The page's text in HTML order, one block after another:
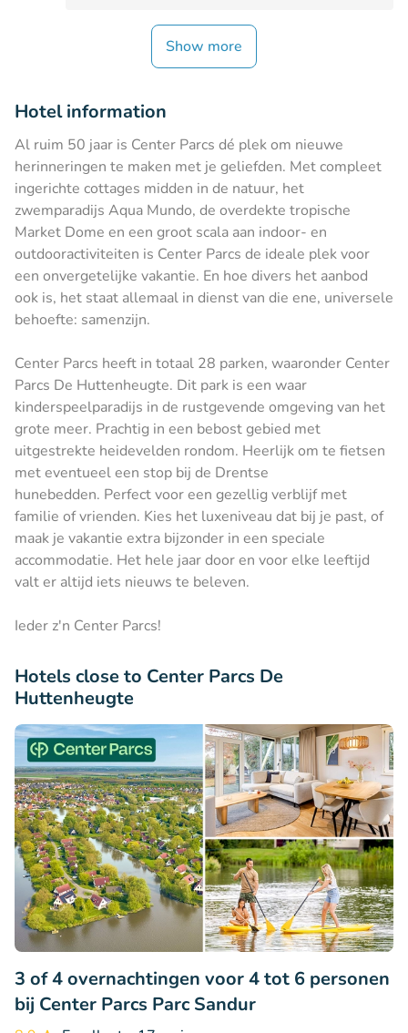
Show more
Hotel information
Al ruim 50 jaar is Center Parcs dé plek om nieuwe
herinneringen te maken met je geliefden. Met compleet
ingerichte cottages midden in de natuur, het
zwemparadijs Aqua Mundo, de overdekte tropische
Market Dome en een groot scala aan indoor- en
outdooractiviteiten is Center Parcs de ideale plek voor
een onvergetelijke vakantie. En hoe divers het aanbod
ook is, het staat allemaal in dienst van die ene, universele
behoefte: samenzijn.
Center Parcs heeft in totaal 28 parken, waaronder Center
Parcs De Huttenheugte. Dit park is een waar
kinderspeelparadijs in de rustgevende omgeving van het
grote meer. Prachtig in een bebost gebied met
uitgestrekte heidevelden rondom. Heerlijk om te fietsen
met eventueel een stop bij de Drentse
hunebedden. Perfect voor een gezellig verblijf met
familie of vrienden. Kies het luxeniveau dat bij je past, of
maak je vakantie extra bijzonder in een speciale
accommodatie. Het hele jaar door en voor elke leeftijd
valt er altijd iets nieuws te beleven.
Ieder z'n Center Parcs!
Hotels close to Center Parcs De
Huttenheugte
3 of 4 overnachtingen voor 4 tot 6 personen
bij Center Parcs Parc Sandur